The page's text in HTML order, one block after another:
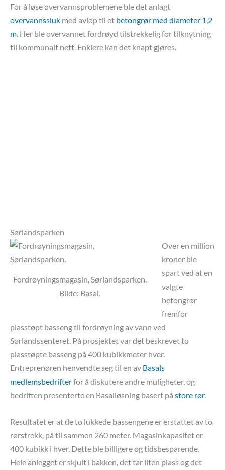
For å løse overvannsproblemene ble det anlagt
overvannssluk med avløp til et betongrør med diameter 1,2
m. Her ble overvannet fordrøyd tilstrekkelig for tilknytning
til kommunalt nett. Enklere kan det knapt gjøres.
Sørlandsparken
Fordrøyningsmagasin, Sørlandsparken.
Bilde: Basal.
Over en million
kroner ble
spart ved at en
valgte
betongrør
fremfor
plasstøpt basseng til fordrøyning av vann ved
Sørlandssenteret. På prosjektet var det beskrevet to
plasstøpte basseng på 400 kubikkmeter hver.
Entreprenøren henvendte seg til en av Basals
medlemsbedrifterfor å diskutere andre muligheter, og
bedriften presenterte en Basalløsning basert på store rør.
Resultatet er at de to lukkede bassengene er erstattet av to
rørstrekk, på til sammen 260 meter. Magasinkapasitet er
400 kubikk i hver. Dette ble billigere og tidsbesparende.
Hele anlegget er skjult i bakken, det tar liten plass og det